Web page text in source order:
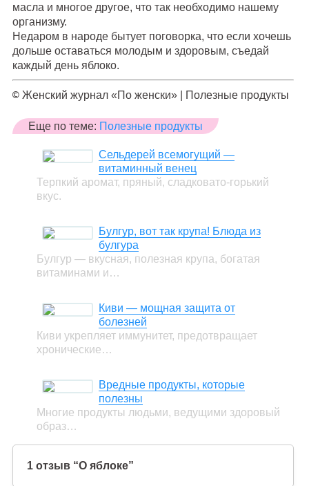
масла и многое другое, что так необходимо нашему
организму.
Недаром в народе бытует поговорка, что если хочешь
дольше оставаться молодым и здоровым, съедай
каждый день яблоко.
©Женский журнал «По женски» | Полезные продукты
Еще по теме: Полезные продукты
Сельдерей всемогущий —
витаминный венец
Терпкий аромат, пряный, сладковато-горький
вкус.
Булгур, вот так крупа! Блюда из
булгура
Булгур — вкусная, полезная крупа, богатая
витаминами и…
Киви — мощная защита от
болезней
Киви укрепляет иммунитет, предотвращает
хронические…
Вредные продукты, которые
полезны
Многие продукты людьми, ведущими здоровый
образ…
1 отзыв “О яблоке”